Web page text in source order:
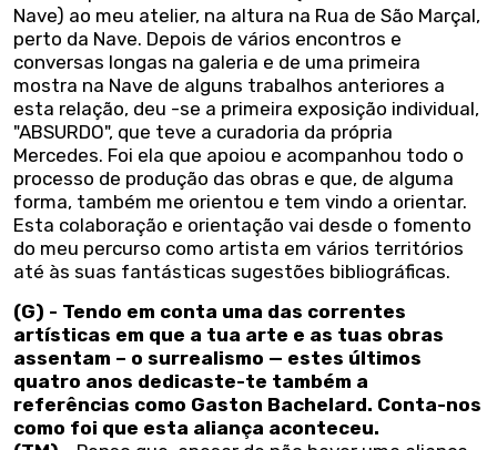
Nave) ao meu atelier, na altura na Rua de São Marçal,
perto da Nave. Depois de vários encontros e
conversas longas na galeria e de uma primeira
mostra na Nave de alguns trabalhos anteriores a
esta relação, deu -se a primeira exposição individual,
"ABSURDO", que teve a curadoria da própria
Mercedes. Foi ela que apoiou e acompanhou todo o
processo de produção das obras e que, de alguma
forma, também me orientou e tem vindo a orientar.
Esta colaboração e orientação vai desde o fomento
do meu percurso como artista em vários territórios
até às suas fantásticas sugestões bibliográficas.
(G) - Tendo em conta uma das correntes
artísticas em que a tua arte e as tuas obras
assentam – o surrealismo — estes últimos
quatro anos dedicaste-te também a
referências como Gaston Bachelard. Conta-nos
como foi que esta aliança aconteceu.